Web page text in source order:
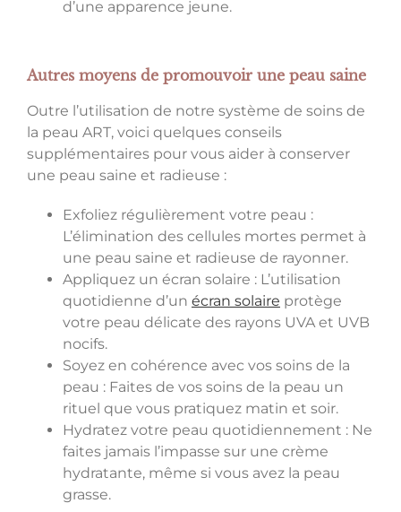
d’une apparence jeune.
Autres moyens de promouvoir une peau saine
Outre l’utilisation de notre système de soins de
la peau ART, voici quelques conseils
supplémentaires pour vous aider à conserver
une peau saine et radieuse :
Exfoliez régulièrement votre peau :
L’élimination des cellules mortes permet à
une peau saine et radieuse de rayonner.
Appliquez un écran solaire : L’utilisation
quotidienne d’un écran solaire protège
votre peau délicate des rayons UVA et UVB
nocifs.
Soyez en cohérence avec vos soins de la
peau : Faites de vos soins de la peau un
rituel que vous pratiquez matin et soir.
Hydratez votre peau quotidiennement : Ne
faites jamais l’impasse sur une crème
hydratante, même si vous avez la peau
grasse.